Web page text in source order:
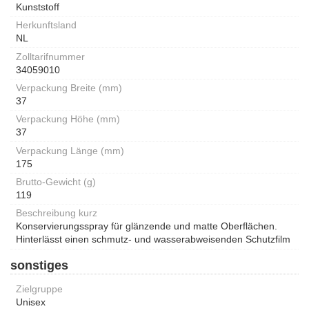
Kunststoff
Herkunftsland
NL
Zolltarifnummer
34059010
Verpackung Breite (mm)
37
Verpackung Höhe (mm)
37
Verpackung Länge (mm)
175
Brutto-Gewicht (g)
119
Beschreibung kurz
Konservierungsspray für glänzende und matte Oberflächen.
Hinterlässt einen schmutz- und wasserabweisenden Schutzfilm
sonstiges
Zielgruppe
Unisex